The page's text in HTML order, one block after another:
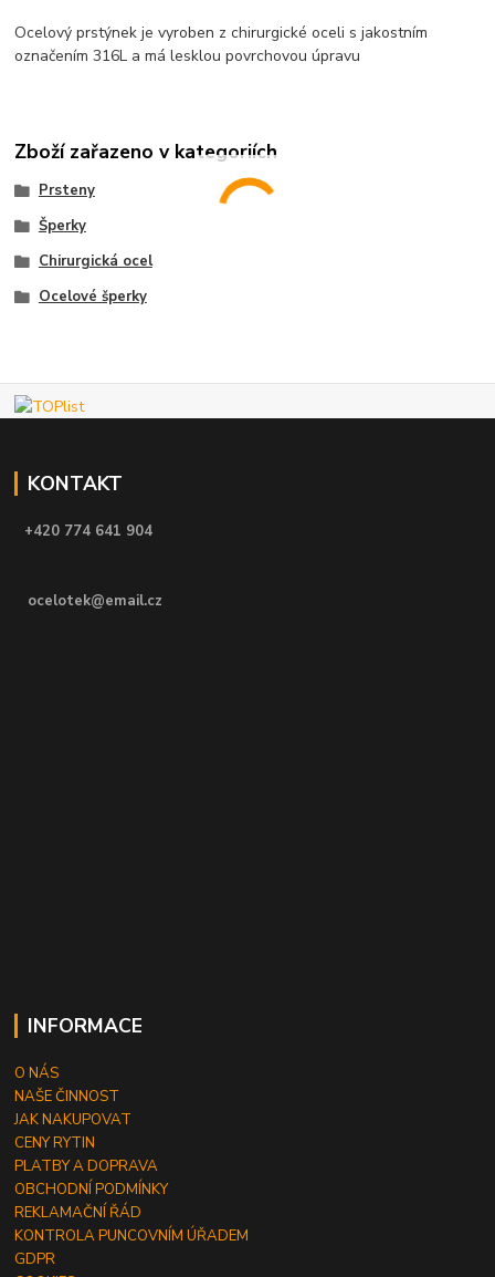
Ocelový prstýnek je vyroben z chirurgické oceli s jakostním
označením 316L a má lesklou povrchovou úpravu
Zboží zařazeno v kategoriích
Prsteny
Šperky
Chirurgická ocel
Ocelové šperky
KONTAKT
+420 774 641 904
ocelotek@email.cz
INFORMACE
O NÁS
NAŠE ČINNOST
JAK NAKUPOVAT
CENY RYTIN
PLATBY A DOPRAVA
OBCHODNÍ PODMÍNKY
REKLAMAČNÍ ŘÁD
KONTROLA PUNCOVNÍM ÚŘADEM
GDPR